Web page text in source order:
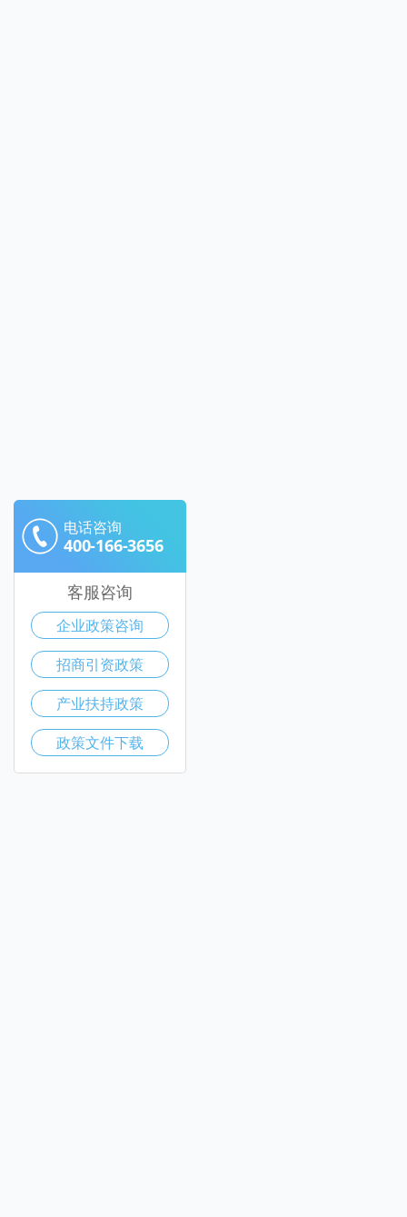
电话咨询
400-166-3656
客服咨询
企业政策咨询
招商引资政策
产业扶持政策
政策文件下载